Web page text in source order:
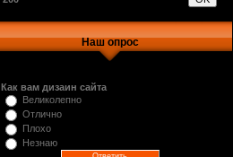
Наш опрос
Как вам дизаин сайта
Великолепно
Отлично
Плохо
Незнаю